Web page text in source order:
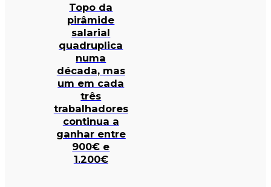
Topo da
pirâmide
salarial
quadruplica
numa
década, mas
um em cada
três
trabalhadores
continua a
ganhar entre
900€ e
1.200€